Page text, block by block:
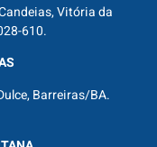
Vitória da
610.
Barreiras/BA.